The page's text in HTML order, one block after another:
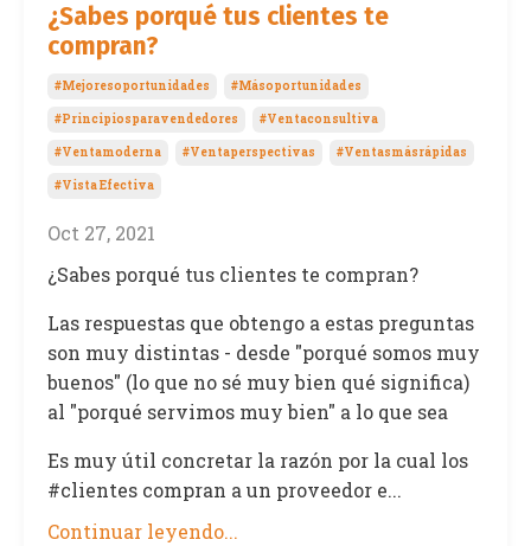
¿Sabes porqué tus clientes te
compran?
#mejoresoportunidades #másoportunidades
#principiosparavendedores #ventaconsultiva
#ventamoderna #ventaperspectivas #ventasmásrápidas
#vista Efectiva
Oct 27, 2021
¿Sabes porqué tus clientes te compran?
Las respuestas que obtengo a estas preguntas
son muy distintas - desde "porqué somos muy
buenos" (lo que no sé muy bien qué significa)
al "porqué servimos muy bien" a lo que sea
Es muy útil concretar la razón por la cual los
#clientes compran a un proveedor e...
Continuar leyendo...